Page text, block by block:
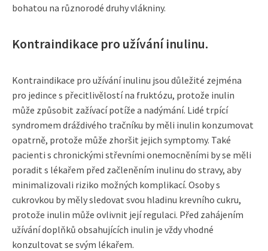
bohatou na různorodé druhy vlákniny.
Kontraindikace pro užívání inulinu.
Kontraindikace pro užívání inulinu jsou důležité zejména
pro jedince s přecitlivělostí na fruktózu, protože inulin
může způsobit zažívací potíže a nadýmání. Lidé trpící
syndromem dráždivého tračníku by měli inulin konzumovat
opatrně, protože může zhoršit jejich symptomy. Také
pacienti s chronickými střevními onemocněními by se měli
poradit s lékařem před začleněním inulinu do stravy, aby
minimalizovali riziko možných komplikací. Osoby s
cukrovkou by měly sledovat svou hladinu krevního cukru,
protože inulin může ovlivnit její regulaci. Před zahájením
užívání doplňků obsahujících inulin je vždy vhodné
konzultovat se svým lékařem.